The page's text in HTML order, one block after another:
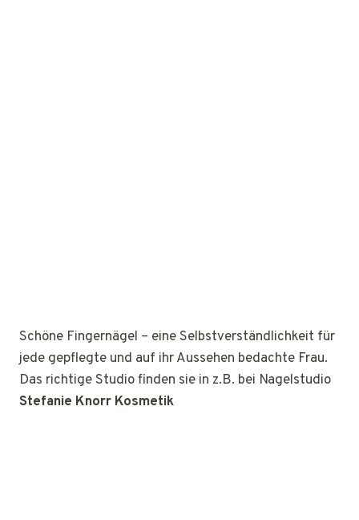
Schöne Fingernägel – eine Selbstverständlichkeit für
jede gepflegte und auf ihr Aussehen bedachte Frau.
Das richtige Studio finden sie in z.B. bei Nagelstudio
Stefanie Knorr Kosmetik